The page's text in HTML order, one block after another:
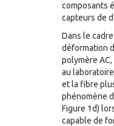
composants
capteurs de
Dans le
déformation
polymère
au
et la fibre
phénomène
Figure 1d)
capable de